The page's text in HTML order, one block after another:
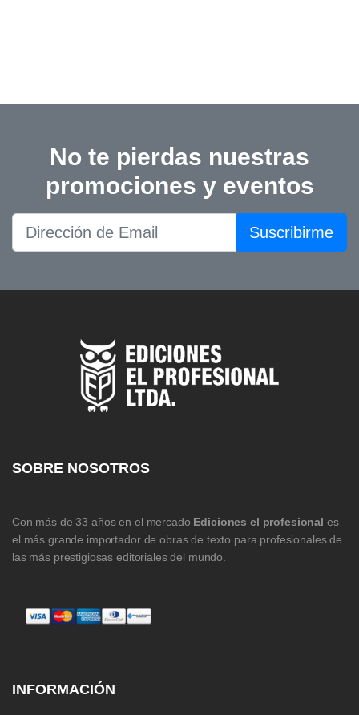
No te pierdas nuestras
promociones y eventos
Suscribirme
SOBRE NOSOTROS
Con más de 33 años en el mercado Ediciones el profesional es
el más grande importador de obras de texto para profesionales de
las más prestigiosas editoriales del mundo.
INFORMACIÓN